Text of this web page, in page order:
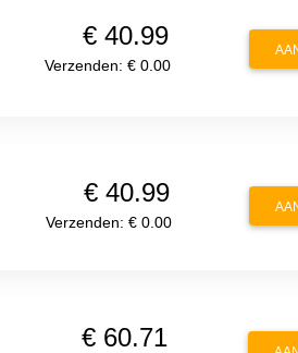
€ 40.99
Verzenden: € 0.00
€ 40.99
Verzenden: € 0.00
€ 60.71